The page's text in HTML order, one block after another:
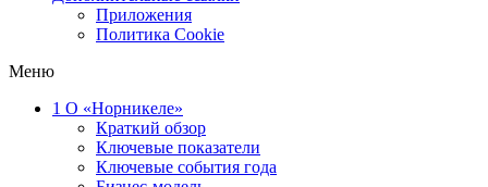
Приложения
Политика Cookie
Меню
1 О «Норникеле»
Краткий обзор
Ключевые показатели
Ключевые события года